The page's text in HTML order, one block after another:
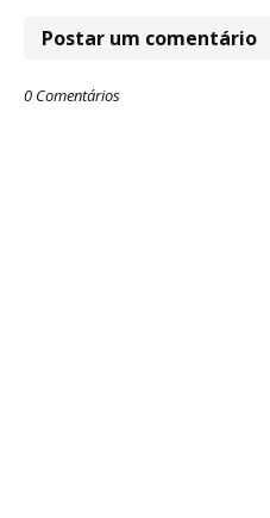
Postar um comentário
0 Comentários